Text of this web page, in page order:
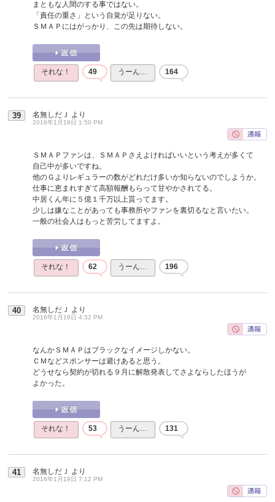
まともな人間のする事ではない。
「責任の重さ」という自覚が足りない。
ＳＭＡＰにはがっかり、この先は期待しない。
それな！ 49 うーん… 164
39 名無しだＪ より
2016年1月19日 1:50 PM
ＳＭＡＰファンは、ＳＭＡＰさえよければいいという考えが多くて
自己中が多いですね。
他のＧよりレギュラーの数がどれだけ多いか知らないのでしようか。
仕事に恵まれすぎて高額報酬もらって甘やかされてる。
中居くん年に５億１千万以上貰ってます。
少しは嫌なことがあっても事務所やファンを裏切るなと言いたい。
一般の社会人はもっと苦労してますよ。
それな！ 62 うーん… 196
40 名無しだＪ より
2016年1月19日 4:32 PM
なんかＳＭＡＰはブラックなイメージしかない。
ＣＭなどスポンサーは避けあると思う。
どうせなら契約が切れる９月に解散発表してさよならしたほうが
よかった。
それな！ 53 うーん… 131
41 名無しだＪ より
2016年1月19日 7:12 PM